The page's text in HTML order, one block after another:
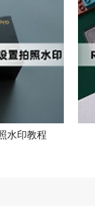
水印教程